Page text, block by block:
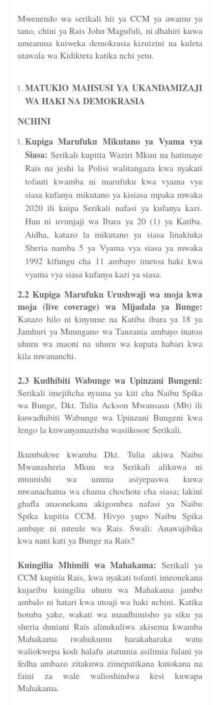
Mwenendo wa serikali hii ya CCM ya awamu ya
tano, chini ya Rais John Magufuli, ni dhahiri kuwa
umeamua kuiweka demokrasia kizuizini na kuleta
utawala wa Kidikteta katika nchi yetu.
MATUKIO MAHSUSI YA UKANDAMIZAJI
WA HAKI NA DEMOKRASIA
NCHINI
Kupiga Marufuku Mikutano ya Vyama vya
Siasa: Serikali kupitia Waziri Mkuu na hatimaye
Rais na jeshi la Polisi walitangaza kwa nyakati
tofauti kwamba ni marufuku kwa vyama vya
siasa kufanya mikutano ya kisiasa mpaka mwaka
2020 ili kuipa Serikali nafasi ya kufanya kazi.
Huu ni uvunjaji wa Ibara ya 20 (1) ya Katiba.
Aidha, katazo la mikutano ya siasa linakiuka
Sheria namba 5 ya Vyama vya siasa ya mwaka
1992 kifungu cha 11 ambayo imetoa haki kwa
vyama vya siasa kufanya kazi ya siasa.
2.2 Kupiga Marufuku Urushwaji wa moja kwa
moja (live coverage) wa Mijadala ya Bunge:
Katazo hilo ni kinyume na Katiba ibara ya 18 ya
Jamhuri ya Muungano wa Tanzania ambayo inatoa
uhuru wa maoni na uhuru wa kupata habari kwa
kila mwananchi.
2.3 Kudhibiti Wabunge wa Upinzani Bungeni:
Serikali imejificha nyuma ya kiti cha Naibu Spika
wa Bunge, Dkt. Tulia Ackson Mwansasu (Mb) ili
kuwadhibiti Wabunge wa Upinzani Bungeni kwa
lengo la kuwanyamazisha wasiikosoe Serikali.
Ikumbukwe kwamba Dkt. Tulia akiwa Naibu
Mwanasheria Mkuu wa Serikali alikuwa ni
mtumishi wa umma asiyepaswa kuwa
mwanachama wa chama chochote cha siasa; lakini
ghafla anaonekana akigombea nafasi ya Naibu
Spika kupitia CCM. Hivyo yupo Naibu Spika
ambaye ni mteule wa Rais. Swali: Anawajibika
kwa nani kati ya Bunge na Rais?
Kuingilia Mhimili wa Mahakama: Serikali ya
CCM kupitia Rais, kwa nyakati tofauti imeonekana
kujaribu kuingilia uhuru wa Mahakama jambo
ambalo ni hatari kwa utoaji wa haki nchini. Katika
hotuba yake, wakati wa maadhimisho ya siku ya
sheria duniani Rais alinukuliwa akisema kwamba
Mahakama iwahukumu harakaharaka watu
waliokwepa kodi halafu atatumia asilimia fulani ya
fedha ambazo zitakuwa zimepatikana kutokana na
faini za wale walioshindwa kesi kuwapa
Mahakama.